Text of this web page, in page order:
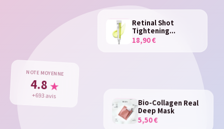
Retinal Shot
Tightening...
18,90 €
Bio-Collagen Real
Deep Mask
5,50 €
NOTE MOYENNE
4.8 ★
+693 avis